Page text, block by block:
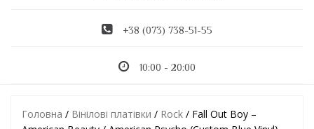
+38 (073) 738-51-55
10:00 - 20:00
Головна / Вінілові платівки / Rock / Fall Out Boy –